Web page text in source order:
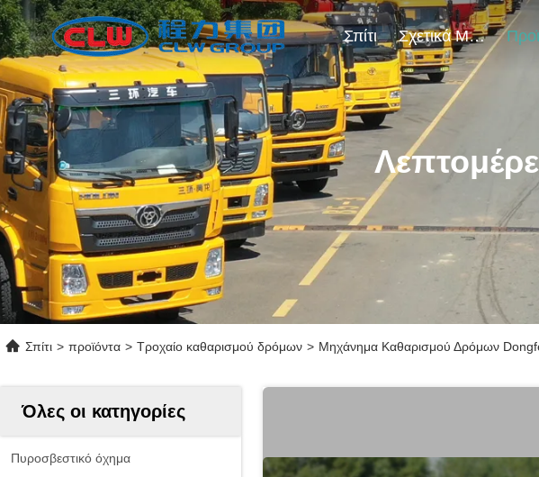
Σπίτι Σχετικά Με Εμάς
Σπίτι > προϊόντα > Τροχαίο καθαρισμού δρόμων > Μηχάνημα Καθαρισμού Δρόμων
Όλες οι κατηγορίες
Πυροσβεστικό όχημα